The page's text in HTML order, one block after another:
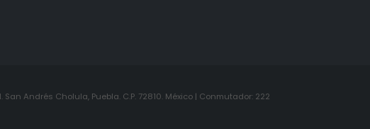
Andrés Cholula, Puebla. C.P. 72810. México | Conmutador: 222